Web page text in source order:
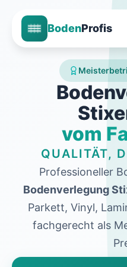
BodenProfis
vom
QUALITÄT,
Professioneller
Bodenverlegung
Parkett, Vinyl,
fachgerecht als